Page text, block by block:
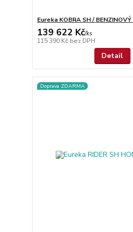
Eureka KOBRA SH /
139 622 Kč/ks
115 390 Kč bez DPH
Detail
Doprava ZDARMA